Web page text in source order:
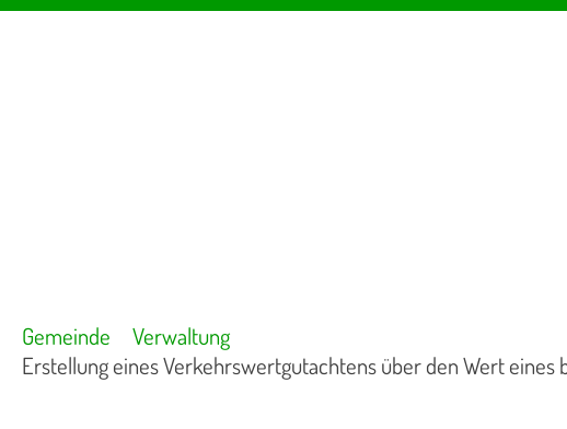
Gemeinde
Verwaltung
Erstellung eines Verkehrswertgutachtens über den Wert